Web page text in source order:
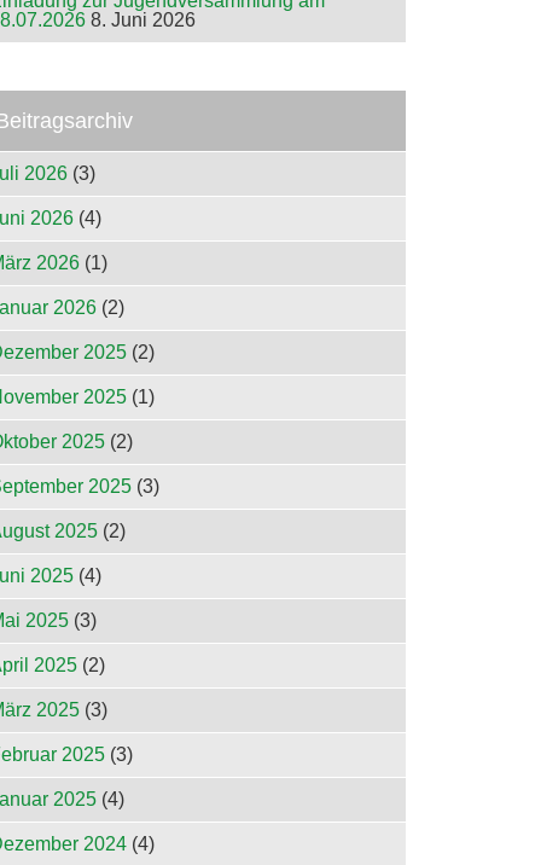
8. Juni 2026
2026 (3)
2026 (4)
2026 (1)
2026 (2)
2025 (2)
2025 (1)
2025 (2)
2025 (3)
2025 (2)
2025 (4)
2025 (3)
2025 (2)
2025 (3)
2025 (3)
2025 (4)
2024 (4)